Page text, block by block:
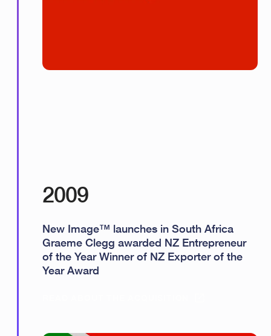
2009
New Image™ launches in South Africa
Graeme Clegg awarded NZ Entrepreneur
of the Year Winner of NZ Exporter of the
Year Award